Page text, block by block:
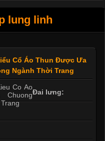
lung linh
Cổ Áo Thun Được Ưa
Ngành Thời Trang
Đai lưng: